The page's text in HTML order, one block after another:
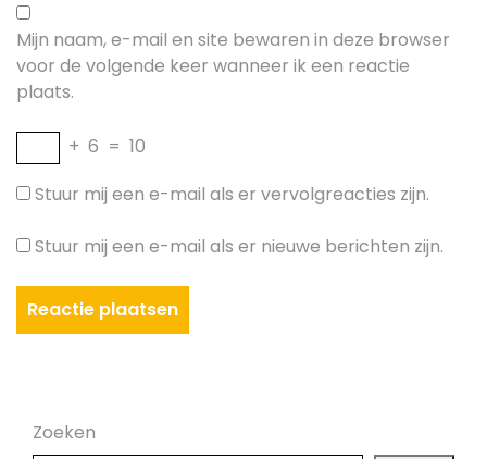
Mijn naam, e-mail en site bewaren in deze browser
voor de volgende keer wanneer ik een reactie
plaats.
+ 6 = 10
Stuur mij een e-mail als er vervolgreacties zijn.
Stuur mij een e-mail als er nieuwe berichten zijn.
Zoeken